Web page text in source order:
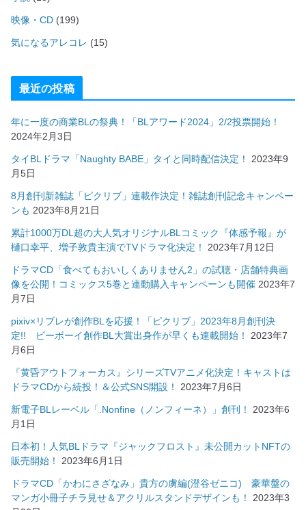
映像・CD (199)
気になるアレコレ (15)
最近の投稿
年に一度の商業BLの祭典！「BLアワード2024」2/2投票開始！
2024年2月3日
タイBLドラマ「Naughty BABE」タイと同時配信決定！
2023年9
月5日
8月創刊新雑誌「ピクリブ」連載作決定！雑誌創刊記念キャンペー
ンも 2023年8月21日
累計1000万DL超の大人気オリジナルBLコミック『体感予報』が
樋口幸平、増子敦貴主演でTVドラマ化決定！
2023年7月12日
ドラマCD「食べてもおいしくありません2」の試聴・店舗特典画
像を公開！コミックス5巻と連動購入キャンペーンも開催 2023年7
月7日
pixiv×リブレが創作BLを応援！「ピクリブ」2023年8月創刊決
定!! ビーボーイ創作BL大賞出身作が早くも連載開始！
2023年7
月6日
『黄昏アウトフォーカス』シリーズTVアニメ化決定！キャストは
ドラマCDから続投！＆公式SNS開設！
2023年7月6日
新電子BLレーベル「.Nonfine（ノンフィーネ）」創刊！
2023年6
月1日
日本初！人気BLドラマ『ジャックフロスト』未公開カットNFTの
販売開始！
2023年6月1日
ドラマCD「かわにさざなみ」貴方の虜編(澄谷ゼニコ) 豪華盤の
マンガ小冊子チラ見せ＆アクリルスタンドデザインも！
2023年3